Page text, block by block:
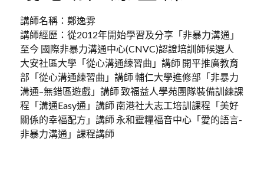
講師名稱：鄭逸雰
講師經歷：從2012年開始學習及分享「非暴力溝通」
至今 國際非暴力溝通中心(CNVC)認證培訓師候選人
大安社區大學「從心溝通練習曲」講師 開平推廣教育
部「從心溝通練習曲」講師 輔仁大學進修部「非暴力
溝通–無錯區遊戲」講師 致福益人學苑團隊裝備訓練課
程「溝通Easy通」講師 南港社大志工培訓課程「美好
關係的幸福配方」講師 永和靈糧福音中心「愛的語言-
非暴力溝通」課程講師